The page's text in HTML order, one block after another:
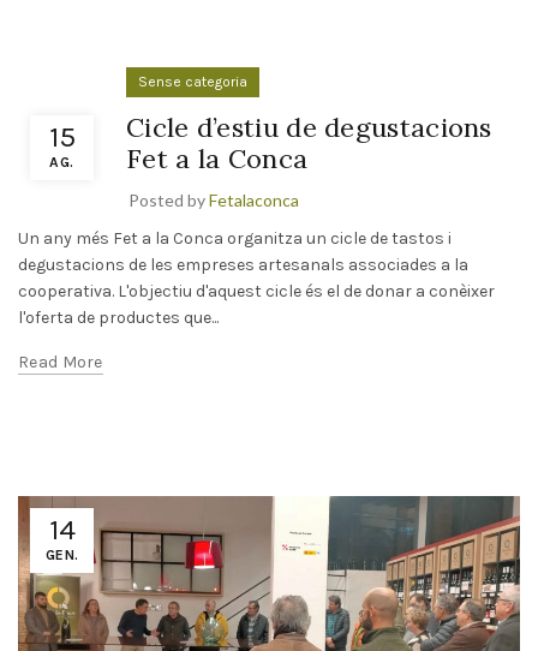
15
AG.
Sense categoria
Cicle d’estiu de degustacions
Fet a la Conca
Posted byFetalaconca
Un any més Fet a la Conca organitza un cicle de tastos i
degustacions de les empreses artesanals associades a la
cooperativa. L'objectiu d'aquest cicle és el de donar a conèixer
l'oferta de productes que...
Read More
14
GEN.